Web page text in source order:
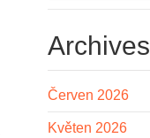
Archives
Červen 2026
Květen 2026